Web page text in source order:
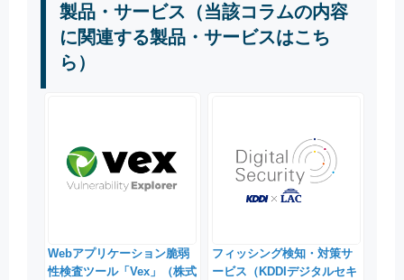
製品・サービス（当該コラムの内容
に関連する製品・サービスはこち
ら）
Webアプリケーション脆弱
性検査ツール「Vex」（株式
フィッシング検知・対策サ
ービス（KDDIデジタルセキ